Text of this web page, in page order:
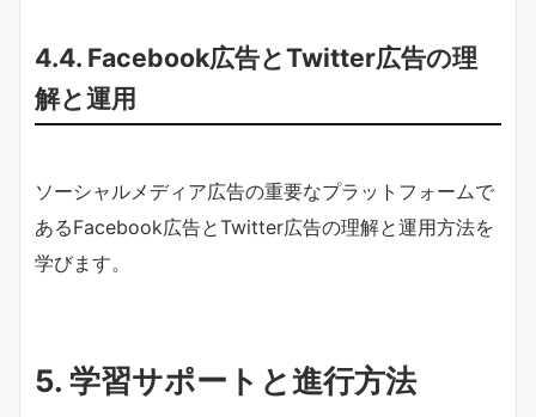
4.4. Facebook広告とTwitter広告の理
解と運用
ソーシャルメディア広告の重要なプラットフォームで
あるFacebook広告とTwitter広告の理解と運用方法を
学びます。
5. 学習サポートと進行方法